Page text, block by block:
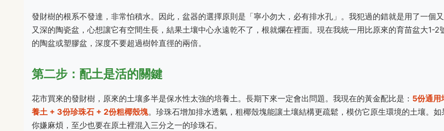
發財樹的根系不發達，非常怕積水。因此，盆器的選擇原則是「寧小勿大，必有排水孔」。我犯過的錯就是用了一個
又深的陶瓷盆，心想讓它有空間生長，結果土壤中心永遠乾不了，根就爛在裡面。現在我統一用比原來的育苗盆大1-2
的陶盆或塑膠盆，深度不要超過樹幹直徑的兩倍。
第二步：配土是活的關鍵
花市買來的發財樹，原來的土壤多半是保水性太強的培養土。長期下來一定會出問題。我現在的黃金配比是： 5份通用
養土 + 3份珍珠石 + 2份粗椰殼塊。珍珠石增加排水透氣，粗椰殼塊能讓土壤結構更疏鬆，模仿它原生環境的土壤。如
你嫌麻煩，至少也要在原土裡混入三分之一的珍珠石。